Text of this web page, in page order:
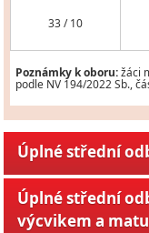
33 / 10
Poznámky k oboru:žáci
podle NV 194/2022 Sb.,
Úplné střední
Úplné střední
výcvikem a